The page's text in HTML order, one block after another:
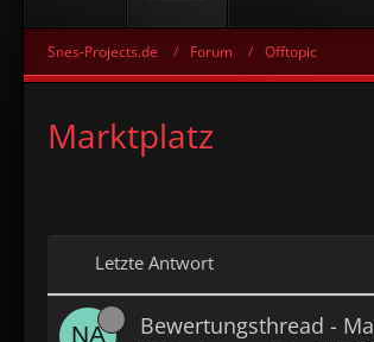
Snes-Projects.de Forum Offtopic
Marktplatz
Letzte Antwort
Bewertungsthread -